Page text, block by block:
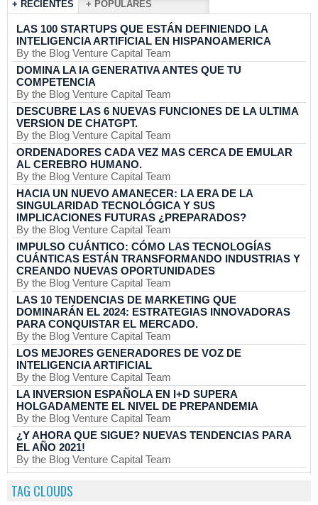
+ RECIENTES + POPULARES
LAS 100 STARTUPS QUE ESTÁN DEFINIENDO LA
INTELIGENCIA ARTIFICIAL EN HISPANOAMERICA
By the Blog Venture Capital Team
DOMINA LA IA GENERATIVA ANTES QUE TU
COMPETENCIA
By the Blog Venture Capital Team
DESCUBRE LAS 6 NUEVAS FUNCIONES DE LA ULTIMA
VERSION DE CHATGPT.
By the Blog Venture Capital Team
ORDENADORES CADA VEZ MAS CERCA DE EMULAR
AL CEREBRO HUMANO.
By the Blog Venture Capital Team
HACIA UN NUEVO AMANECER: LA ERA DE LA
SINGULARIDAD TECNOLÓGICA Y SUS
IMPLICACIONES FUTURAS ¿PREPARADOS?
By the Blog Venture Capital Team
IMPULSO CUÁNTICO: CÓMO LAS TECNOLOGÍAS
CUÁNTICAS ESTÁN TRANSFORMANDO INDUSTRIAS Y
CREANDO NUEVAS OPORTUNIDADES
By the Blog Venture Capital Team
LAS 10 TENDENCIAS DE MARKETING QUE
DOMINARÁN EL 2024: ESTRATEGIAS INNOVADORAS
PARA CONQUISTAR EL MERCADO.
By the Blog Venture Capital Team
LOS MEJORES GENERADORES DE VOZ DE
INTELIGENCIA ARTIFICIAL
By the Blog Venture Capital Team
LA INVERSION ESPAÑOLA EN I+D SUPERA
HOLGADAMENTE EL NIVEL DE PREPANDEMIA
By the Blog Venture Capital Team
¿Y AHORA QUE SIGUE? NUEVAS TENDENCIAS PARA
EL AÑO 2021!
By the Blog Venture Capital Team
TAG CLOUDS